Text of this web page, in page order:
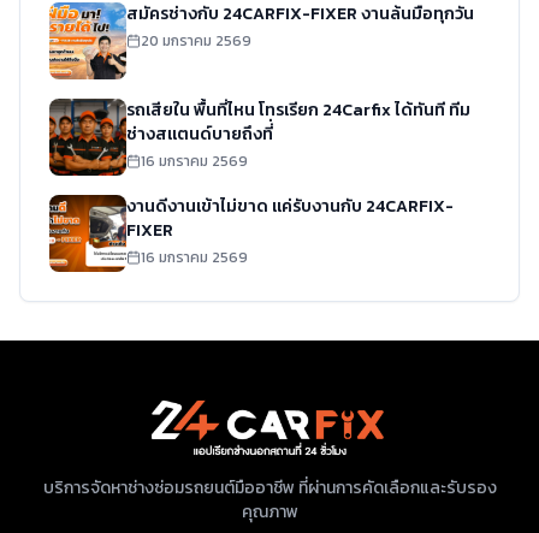
สมัครช่างกับ 24CARFIX-FIXER งานล้นมือทุกวัน
20 มกราคม 2569
รถเสียใน พื้นที่ไหน โทรเรียก 24Carfix ได้ทันที ทีม
ช่างสแตนด์บายถึงที่่
16 มกราคม 2569
งานดีงานเข้าไม่ขาด แค่รับงานกับ 24CARFIX-
FIXER
16 มกราคม 2569
บริการจัดหาช่างซ่อมรถยนต์มืออาชีพ ที่ผ่านการคัดเลือกและรับรอง
คุณภาพ